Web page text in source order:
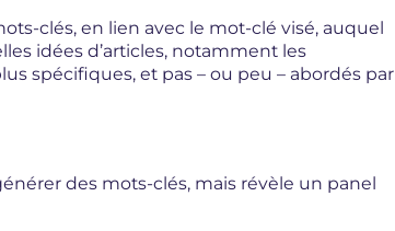
clés, en lien avec le mot-clé visé, auquel
idées d’articles, notamment les
spécifiques, et pas – ou peu – abordés par
des mots-clés, mais révèle un panel